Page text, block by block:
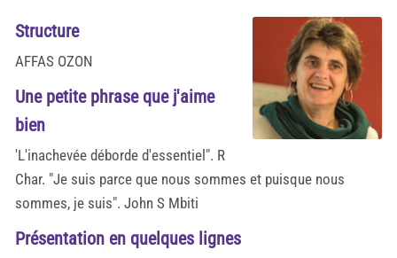
Structure
AFFAS OZON
Une petite phrase que j'aime
bien
'L'inachevée déborde d'essentiel". R
Char. "Je suis parce que nous sommes et puisque nous
sommes, je suis". John S Mbiti
Présentation en quelques lignes